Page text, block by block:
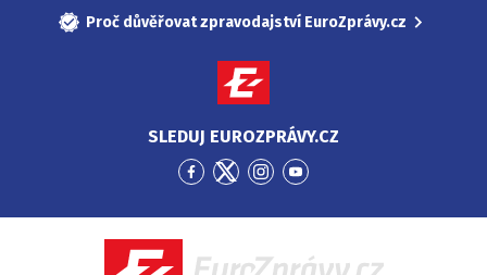
Proč důvěřovat zpravodajství EuroZprávy.cz
SLEDUJ EUROZPRÁVY.CZ
Přejít
Facebook
Přejít
Twitter
Přejít
Instagram
Přejít
YouTube
EuroZprávy.cz